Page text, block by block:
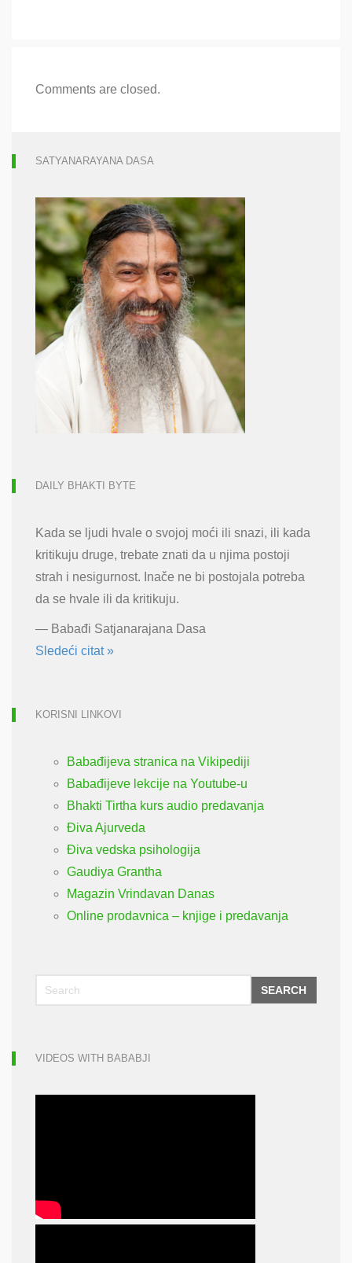
Comments are closed.
SATYANARAYANA DASA
DAILY BHAKTI BYTE
Kada se ljudi hvale o svojoj moći ili snazi, ili kada
kritikuju druge, trebate znati da u njima postoji
strah i nesigurnost. Inače ne bi postojala potreba
da se hvale ili da kritikuju.
— Babađi Satjanarajana Dasa
Sledeći citat »
KORISNI LINKOVI
Babađijeva stranica na Vikipediji
Babađijeve lekcije na Youtube-u
Bhakti Tirtha kurs audio predavanja
Điva Ajurveda
Điva vedska psihologija
Gaudiya Grantha
Magazin Vrindavan Danas
Online prodavnica – knjige i predavanja
SEARCH
VIDEOS WITH BABABJI